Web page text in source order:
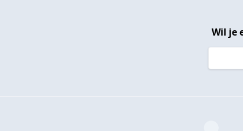
Wil je